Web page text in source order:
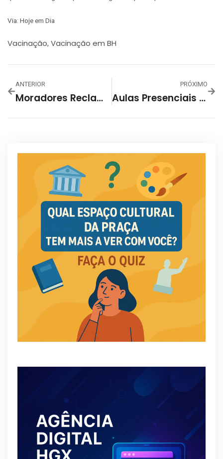
Via: Hoje em Dia
Vacinação, Vacinação em BH
ANTERIOR
Moradores Reclamam De Aglomerações Constantes No Centro De BH
PRÓXIMO
Aulas Presenciais Do Ensino Médio Voltaram Em BH